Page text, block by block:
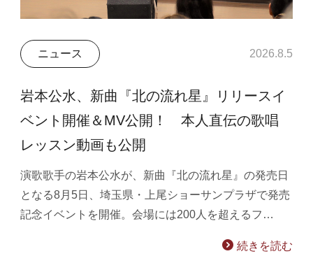
ニュース 2026.8.5
岩本公水、新曲『北の流れ星』リリースイ
ベント開催＆MV公開！ 本人直伝の歌唱
レッスン動画も公開
演歌歌手の岩本公水が、新曲『北の流れ星』の発売日
となる8月5日、埼玉県・上尾ショーサンプラザで発売
記念イベントを開催。会場には200人を超えるフ…
続きを読む